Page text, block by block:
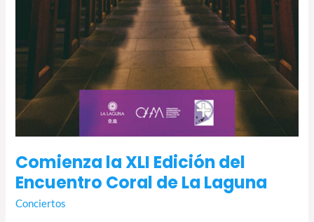
Comienza la XLI Edición del
Encuentro Coral de La Laguna
Conciertos